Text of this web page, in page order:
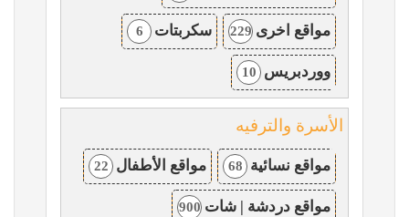
مواقع اخرى 229 سكربتات 6
ووردبريس 10
الأسرة والترفيه
مواقع نسائية 68 مواقع الأطفال 22
مواقع دردشة | شات 900